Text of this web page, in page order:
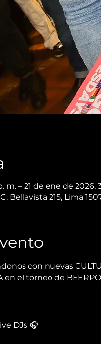
m. – 21 de ene de 2026,
Bellavista 215, Lima
con nuevas
en el torneo de
DJs 🎧